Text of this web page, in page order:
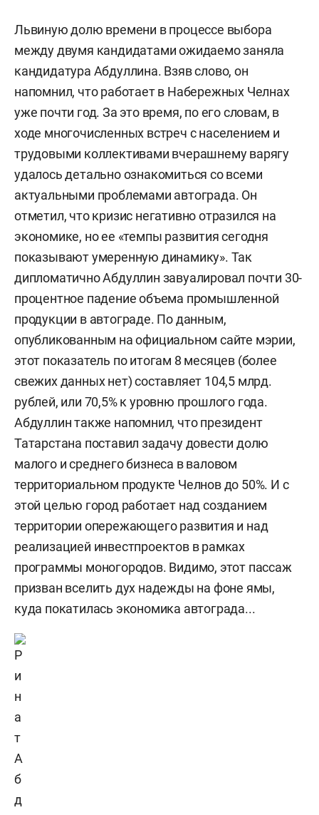
Львиную долю времени в процессе выбора
между двумя кандидатами ожидаемо заняла
кандидатура Абдуллина. Взяв слово, он
напомнил, что работает в Набережных Челнах
уже почти год. За это время, по его словам, в
ходе многочисленных встреч с населением и
трудовыми коллективами вчерашнему варягу
удалось детально ознакомиться со всеми
актуальными проблемами автограда. Он
отметил, что кризис негативно отразился на
экономике, но ее «темпы развития сегодня
показывают умеренную динамику». Так
дипломатично Абдуллин завуалировал почти 30-
процентное падение объема промышленной
продукции в автограде. По данным,
опубликованным на официальном сайте мэрии,
этот показатель по итогам 8 месяцев (более
свежих данных нет) составляет 104,5 млрд.
рублей, или 70,5% к уровню прошлого года.
Абдуллин также напомнил, что президент
Татарстана поставил задачу довести долю
малого и среднего бизнеса в валовом
территориальном продукте Челнов до 50%. И с
этой целью город работает над созданием
территории опережающего развития и над
реализацией инвестпроектов в рамках
программы моногородов. Видимо, этот пассаж
призван вселить дух надежды на фоне ямы,
куда покатилась экономика автограда...